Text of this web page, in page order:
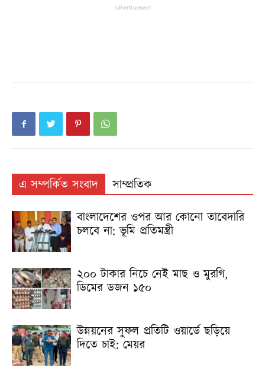
Advertisement
এ সম্পর্কিত সংবাদ
সাম্প্রতিক
বাংলাদেশের ওপর আর কোনো তাবেদারি
চলবে না: ভূমি প্রতিমন্ত্রী
২০০ টাকার নিচে নেই মাছ ও মুরগি,
ডিমের ডজন ১৫০
উন্নয়নের সুফল প্রতিটি ওয়ার্ডে ছড়িয়ে
দিতে চাই: মেয়র